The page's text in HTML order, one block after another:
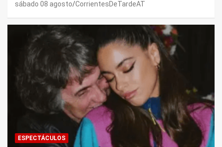
SALUD DE SU MAMÁ.
sábado 08 agosto CorrientesDeTardeAT
ESPECTÁCULOS